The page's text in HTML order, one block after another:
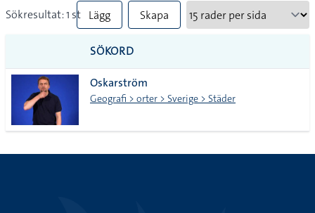
Sökresultat: 1 st Lägg
till
alla i
lista
Skapa
SÖKORD
Oskarström
Geografi > orter > Sverige > Städer